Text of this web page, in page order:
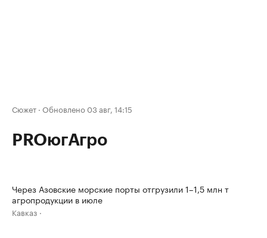
Сюжет · Обновлено 03 авг, 14:15
PROюгАгро
Через Азовские морские порты отгрузили 1–1,5 млн т
агропродукции в июле
Кавказ